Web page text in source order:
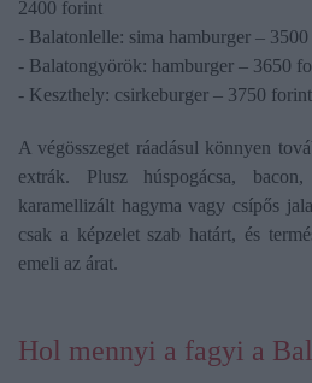
2400 forint
- Balatonlelle: sima hamburger –
- Balatongyörök: hamburger – 3650
- Keszthely: csirkeburger – 3750 forint
A végösszeget ráadásul könnyen
extrák. Plusz húspogácsa,
karamellizált hagyma vagy csípős
csak a képzelet szab határt, és
emeli az árat.
Hol mennyi a fagyi a